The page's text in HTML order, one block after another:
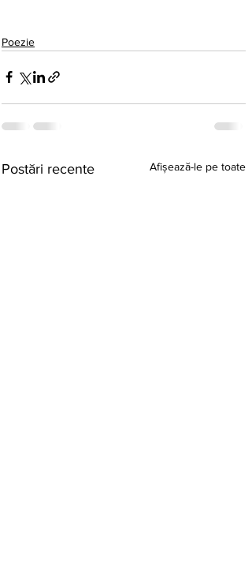
Poezie
Postări recente Afișează-le pe toate